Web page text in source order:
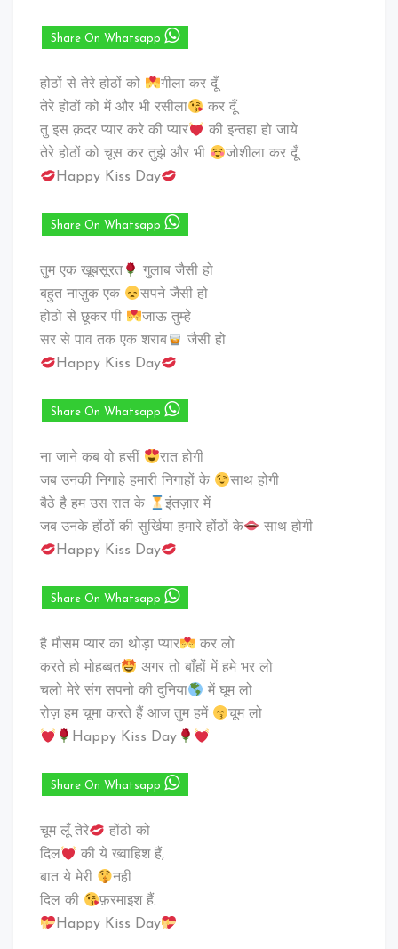
Share On Whatsapp
होठों से तेरे होठों को
गीला कर दूँ
तेरे होठों को में और भी रसीला
कर दूँ
तु इस क़दर प्यार करे की प्यार
की इन्तहा हो जाये
तेरे होठों को चूस कर तुझे और भी
जोशीला कर दूँ
Happy Kiss Day
Share On Whatsapp
तुम एक खूबसूरत
गुलाब जैसी हो
बहुत नाज़ुक एक
सपने जैसी हो
होठो से छूकर पी
जाऊ तुम्हे
सर से पाव तक एक शराब
जैसी हो
Happy Kiss Day
Share On Whatsapp
ना जाने कब वो हसीं
रात होगी
जब उनकी निगाहे हमारी निगाहों के
साथ होगी
बैठे है हम उस रात के
इंतज़ार में
जब उनके होंठों की सुर्खिया हमारे होंठों के
साथ होगी
Happy Kiss Day
Share On Whatsapp
है मौसम प्यार का थोड़ा प्यार
कर लो
करते हो मोहब्बत
अगर तो बाँहों में हमे भर लो
चलो मेरे संग सपनो की दुनिया
में घूम लो
रोज़ हम चूमा करते हैं आज तुम हमें
चूम लो
Happy Kiss Day
Share On Whatsapp
चूम लूँ तेरे
होंठो को
दिल
की ये ख्वाहिश हैं,
बात ये मेरी
नही
दिल की
फ़रमाइश हैं.
Happy Kiss Day